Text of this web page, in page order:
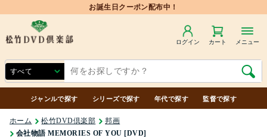
ログイン カート メニュー
ジャンルで探す シリーズで探す 年代で探す 監督で探す
ホーム 松竹DVD倶楽部
邦画
会社物語 MEMORIES OF YOU [DVD]